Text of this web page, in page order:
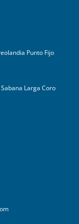
Punto Fijo
Larga Coro